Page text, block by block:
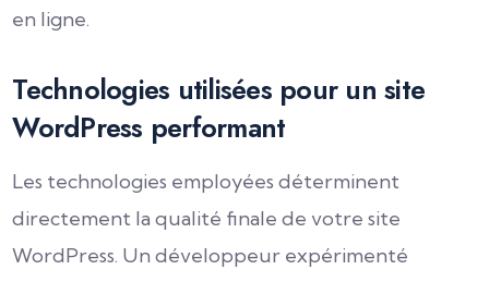
en ligne.
Technologies utilisées pour un site
WordPress performant
Les technologies employées déterminent
directement la qualité finale de votre site
WordPress. Un développeur expérimenté